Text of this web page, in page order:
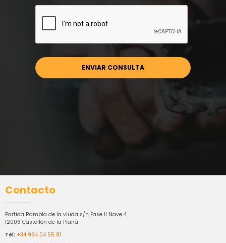
Contacto
Partida Rambla de la viuda s/n Fase II Nave 4
12006 Castellón de la Plana
Tel: +34 964 04 55 81